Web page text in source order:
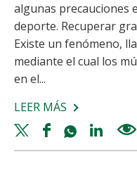
algunas precauciones
deporte. Recuperar
Existe un fenómeno,
mediante el cual los
en el...
LEER MÁS SOBRE
CONSEJOS
PARA
Twitter
share
Facebook
share
Whatsapp
shareshare